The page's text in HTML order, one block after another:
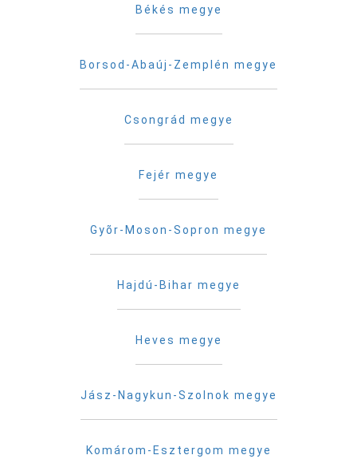
Békés megye
Borsod-Abaúj-Zemplén megye
Csongrád megye
Fejér megye
Gyõr-Moson-Sopron megye
Hajdú-Bihar megye
Heves megye
Jász-Nagykun-Szolnok megye
Komárom-Esztergom megye